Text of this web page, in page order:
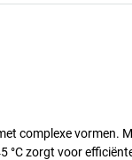
complexe vormen.
zorgt voor